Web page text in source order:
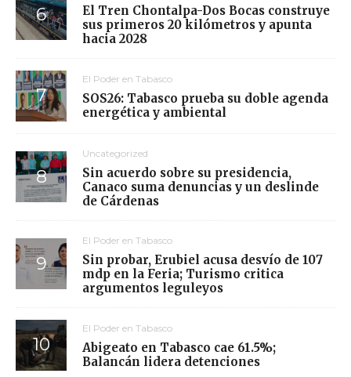
El Tren Chontalpa-Dos Bocas construye
sus primeros 20 kilómetros y apunta
hacia 2028
El Poder en Tabasco
SOS26: Tabasco prueba su doble agenda
energética y ambiental
Uncategorized
Sin acuerdo sobre su presidencia,
Canaco suma denuncias y un deslinde
de Cárdenas
El Poder en Tabasco
Sin probar, Erubiel acusa desvío de 107
mdp en la Feria; Turismo critica
argumentos leguleyos
El Poder en Tabasco
Abigeato en Tabasco cae 61.5%;
Balancán lidera detenciones